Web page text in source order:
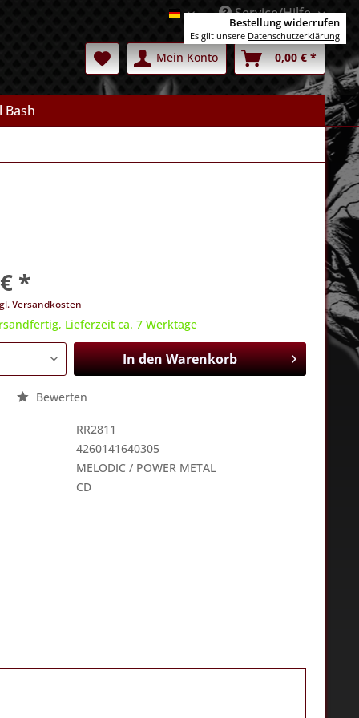
DeutschService/Hilfe
Mein Konto 0,00 € *
Bash
*
Versandkosten
Lieferzeit ca. 7 Werktage
In denWarenkorb
Bewerten
RR2811
4260141640305
MELODIC / POWER METAL
CD
Bestellung widerrufen
Es gilt unsere Datenschutzerklärung